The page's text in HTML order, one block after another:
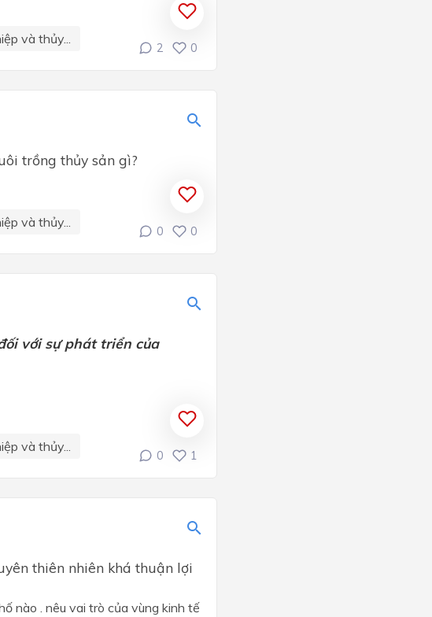
và thủy...
2 0
trồng thủy sản gì?
và thủy...
0 0
với sự phát triển của
và thủy...
0 1
thiên nhiên khá thuận lợi
nào . nêu vai trò của vùng kinh tế